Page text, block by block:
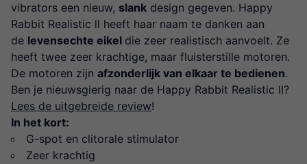
vibrators een nieuw, slank design gegeven. Happy
Rabbit Realistic ll heeft haar naam te danken aan
de levensechte eikel die zeer realistisch aanvoelt. Ze
heeft twee zeer krachtige, maar fluisterstille motoren.
De motoren zijn afzonderlijk van elkaar te bedienen.
Ben je nieuwsgierig naar de Happy Rabbit Realistic ll?
Lees de uitgebreide review!
In het kort:
G-spot en clitorale stimulator
Zeer krachtig